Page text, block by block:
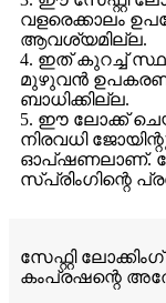
വളരെക്കാലം
ആവശ്യമില്ല.
4. ഇത് കുറച്ച്
മുഴുവൻ
ബാധിക്കില്ല.
5. ഈ ലോക്ക്
നിരവധി
ഓപ്ഷണലാണ്.
സ്പ്രിംഗിന്റെ
സേഫ്റ്റി
കംപ്രഷന്റെ